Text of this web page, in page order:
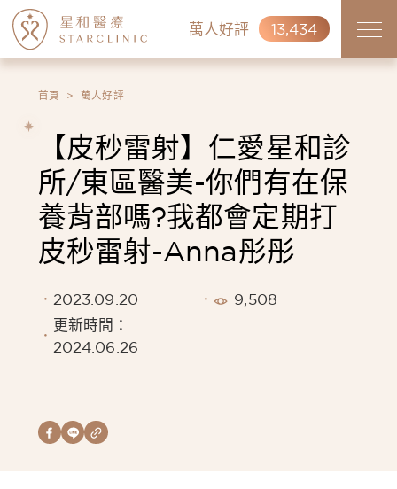
萬人好評 13,434
首頁 萬人好評
【皮秒雷射】仁愛星和診
所/東區醫美-你們有在保
養背部嗎?我都會定期打
皮秒雷射-Anna彤彤
2023.09.20
9,508
更新時間：
2024.06.26